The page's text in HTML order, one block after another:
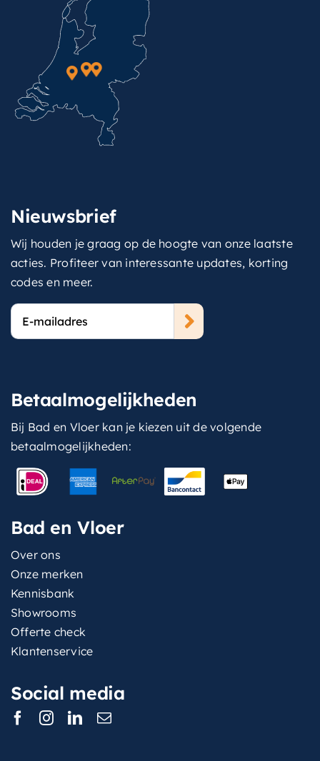
Nieuwsbrief
Wij houden je graag op de hoogte van onze laatste
acties. Profiteer van interessante updates, korting
codes en meer.
E-
mailadres
Betaalmogelijkheden
Bij Bad en Vloer kan je kiezen uit de volgende
betaalmogelijkheden:
Bad en Vloer
Over ons
Onze merken
Kennisbank
Showrooms
Offerte check
Klantenservice
Social media